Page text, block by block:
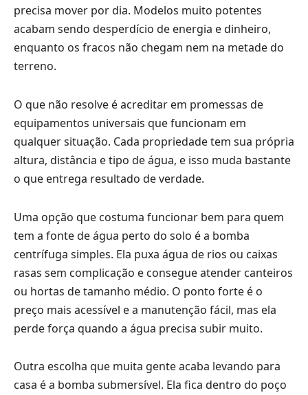
precisa mover por dia. Modelos muito potentes
acabam sendo desperdício de energia e dinheiro,
enquanto os fracos não chegam nem na metade do
terreno.
O que não resolve é acreditar em promessas de
equipamentos universais que funcionam em
qualquer situação. Cada propriedade tem sua própria
altura, distância e tipo de água, e isso muda bastante
o que entrega resultado de verdade.
Uma opção que costuma funcionar bem para quem
tem a fonte de água perto do solo é a bomba
centrífuga simples. Ela puxa água de rios ou caixas
rasas sem complicação e consegue atender canteiros
ou hortas de tamanho médio. O ponto forte é o
preço mais acessível e a manutenção fácil, mas ela
perde força quando a água precisa subir muito.
Outra escolha que muita gente acaba levando para
casa é a bomba submersível. Ela fica dentro do poço